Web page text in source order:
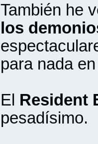
También he
los
para nada
El Resident
pesadísimo.